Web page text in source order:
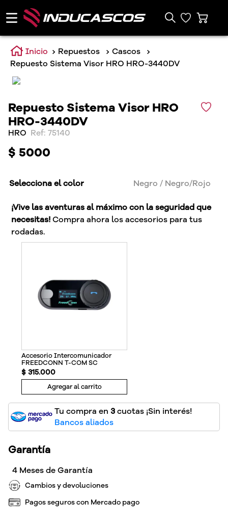
Repuestos
Cascos
Repuesto Sistema Visor HRO HRO-3440DV
Repuesto Sistema Visor HRO
HRO-3440DV
HRO : 75140
$ 5000
Selecciona el color Negro / Negro/Rojo
¡Vive las aventuras al máximo con la seguridad que
necesitas!Compra ahora los accesorios para tus
rodadas.
Accesorio Intercomunicador
FREEDCONN T-COM SC
$ 315.000
Agregar al carrito
Tu compra en 3cuotas ¡Sin interés!
Bancos aliados
Garantía
4 Meses de Garantía
Cambios y devoluciones
Pagos seguros con Mercado pago